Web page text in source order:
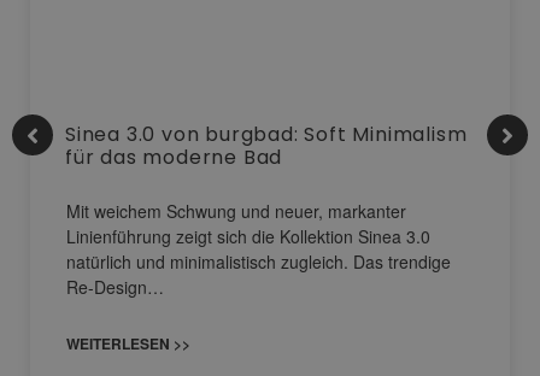
Sinea 3.0 von burgbad: Soft Minimalism
für das moderne Bad
Mit weichem Schwung und neuer, markanter
Linienführung zeigt sich die Kollektion Sinea 3.0
natürlich und minimalistisch zugleich. Das trendige
Re-Design…
WEITERLESEN >>